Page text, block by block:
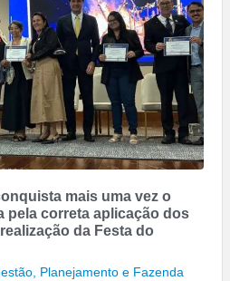
mais uma vez o
pela correta aplicação dos
da Festa do
Planejamento e Fazenda